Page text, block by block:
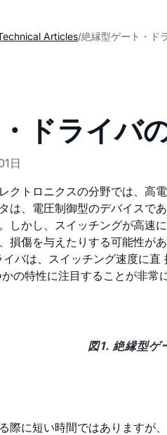
Articles 絶縁型ゲート・ド
ドライバ
日
クトロニクスの分野では、高
は、電圧制御型のデバイスで
しかし、スイッチングが高速
損傷を与えたりする可能性が
バは、スイッチング速度に
の特性に注目することが非常
図1. 絶縁型ゲ
際に短い時間ではあります